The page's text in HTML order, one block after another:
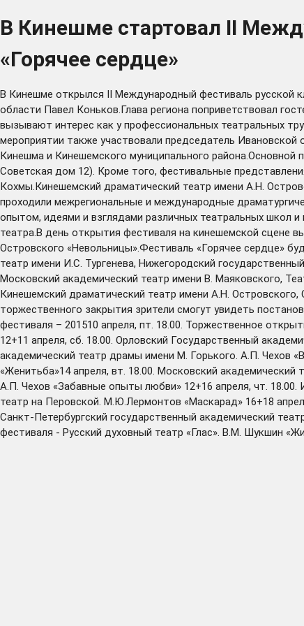
В Кинешме стартовал II
«Горячее сердце»
В Кинешме открылся II Международный фестиваль русской
области Павел Коньков.Глава региона поприветствовал
вызывают интерес как у профессиональных театральных
мероприятии также участвовали председатель
Кинешма и Кинешемского муниципального
Советская дом 12). Кроме того, фестивальные
Кохмы.Кинешемский драматический театр имени А.Н.
проходили межрегиональные и международные
опытом, идеями и взглядами различных театральных школ и
театра.В день открытия фестиваля на кинешемской сцене
Островского «Невольницы».Фестиваль «Горячее сердце»
театр имени И.С. Тургенева, Нижегородский
Московский академический театр имени В. Маяковского,
Кинешемский драматический театр имени А.Н.
торжественного закрытия зрители смогут увидеть
фестиваля – 201510 апреля, пт. 18.00. Торжественное
12+11 апреля, сб. 18.00. Орловский Государственный
академический театр драмы имени М. Горького. А.П. Чехов
«Женитьба»14 апреля, вт. 18.00. Московский
А.П. Чехов «Забавные опыты любви» 12+16 апреля, чт.
театр на Перовской. М.Ю.Лермонтов «Маскарад» 16+18
Санкт-Петербургский государственный академический
фестиваля - Русский духовный театр «Глас». В.М. Шукшин